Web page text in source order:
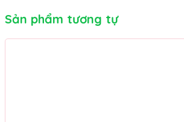
Sản phẩm tương tự